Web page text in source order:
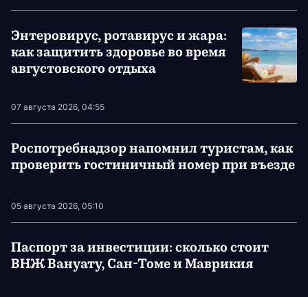
Энтеровирус, ротавирус и жара:
как защитить здоровье во время
августовского отдыха
07 августа 2026, 04:55
Роспотребнадзор напомнил туристам, как
проверить гостиничный номер при въезде
05 августа 2026, 05:10
Паспорт за инвестиции: сколько стоит
ВНЖ Вануату, Сан-Томе и Маврикия